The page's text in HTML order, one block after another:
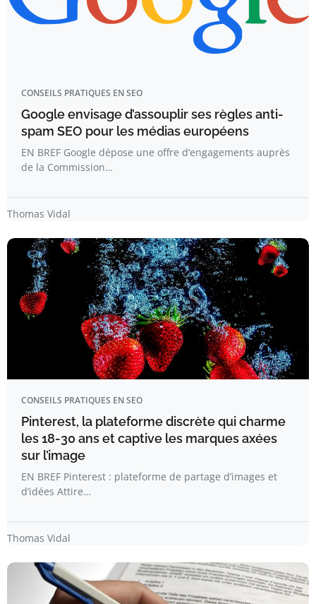
CONSEILS PRATIQUES EN SEO
Google envisage d’assouplir ses règles anti-
spam SEO pour les médias européens
EN BREF Google dépose une offre d’engagements auprès
de la Commission…
Thomas Vidal
CONSEILS PRATIQUES EN SEO
Pinterest, la plateforme discrète qui charme
les 18-30 ans et captive les marques axées
sur l’image
EN BREF Pinterest : plateforme de partage d’images et
d’idées Attire…
Thomas Vidal